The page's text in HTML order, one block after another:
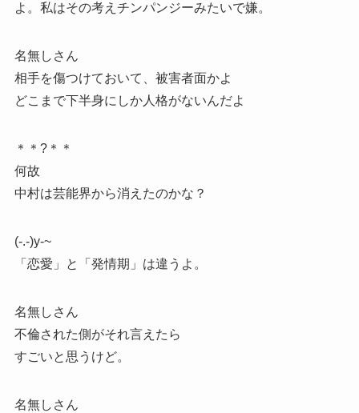
よ。私はその考えチンパンジーみたいで嫌。
名無しさん
相手を傷つけておいて、被害者面かよ
どこまで下半身にしか人格がないんだよ
＊＊?＊＊
何故
中村は芸能界から消えたのかな？
(-.-)y-~
「恋愛」と「発情期」は違うよ。
名無しさん
不倫された側がそれ言えたら
すごいと思うけど。
名無しさん